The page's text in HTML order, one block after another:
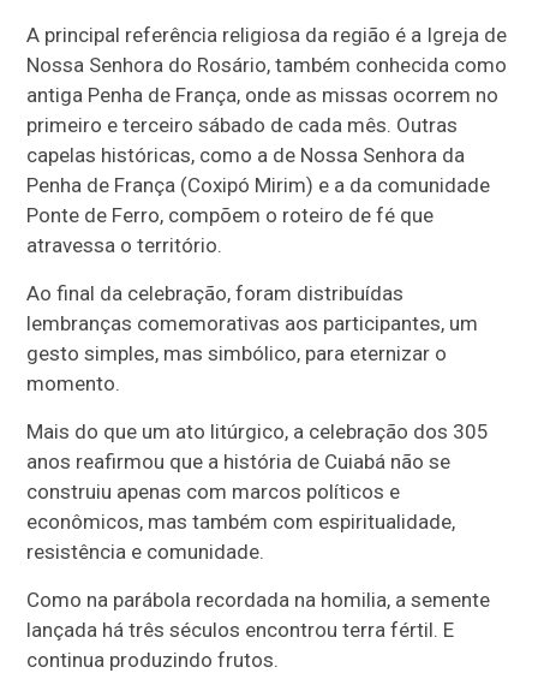
A principal referência religiosa da região é a Igreja de
Nossa Senhora do Rosário, também conhecida como
antiga Penha de França, onde as missas ocorrem no
primeiro e terceiro sábado de cada mês. Outras
capelas históricas, como a de Nossa Senhora da
Penha de França (Coxipó Mirim) e a da comunidade
Ponte de Ferro, compõem o roteiro de fé que
atravessa o território.
Ao final da celebração, foram distribuídas
lembranças comemorativas aos participantes, um
gesto simples, mas simbólico, para eternizar o
momento.
Mais do que um ato litúrgico, a celebração dos 305
anos reafirmou que a história de Cuiabá não se
construiu apenas com marcos políticos e
econômicos, mas também com espiritualidade,
resistência e comunidade.
Como na parábola recordada na homilia, a semente
lançada há três séculos encontrou terra fértil. E
continua produzindo frutos.